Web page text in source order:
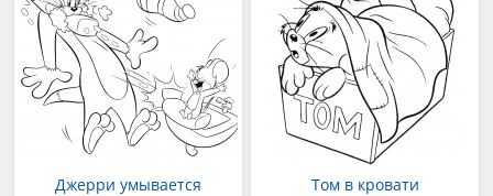
Джерри умывается Том в кровати